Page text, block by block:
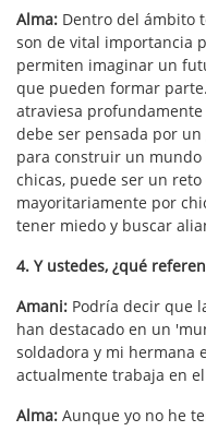
Alma: Dentro del ámbito
son de vital importancia
permiten imaginar un
que pueden formar
atraviesa
debe ser pensada por
para construir un mundo
chicas, puede ser un
mayoritariamente por
tener miedo y buscar
4. Y ustedes, ¿qué
Amani: Podría decir que
han destacado en un
soldadora y mi hermana
actualmente trabaja en
Alma: Aunque yo no he